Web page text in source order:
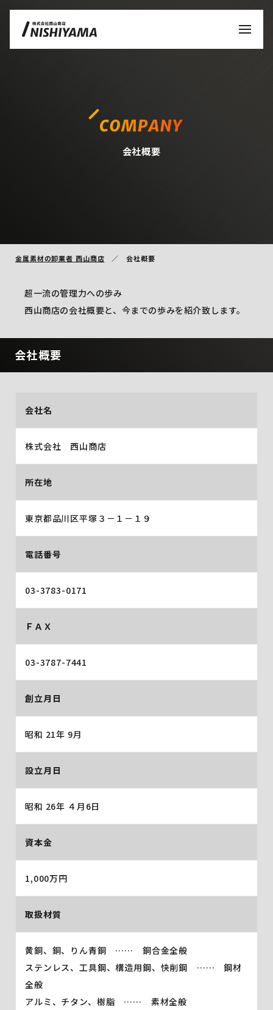
会社概要
金属素材の卸業者 西山商店 会社概要
超一流の管理力への歩み
西山商店の会社概要と、今までの歩みを紹介致します。
会社概要
会社名
株式会社 西山商店
所在地
東京都品川区平塚３－１－１９
電話番号
03-3783-0171
ＦＡＸ
03-3787-7441
創立月日
昭和 21年 9月
設立月日
昭和 26年 ４月6日
資本金
1,000万円
取扱材質
黄銅、銅、りん青銅 …… 銅合金全般
ステンレス、工具鋼、構造用鋼、快削鋼 …… 鋼材
全般
アルミ、チタン、樹脂 …… 素材全般